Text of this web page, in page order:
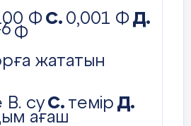
Ф С. 0,001 Ф Д.
Ф
жататын
В. су С. темір Д.
ағаш